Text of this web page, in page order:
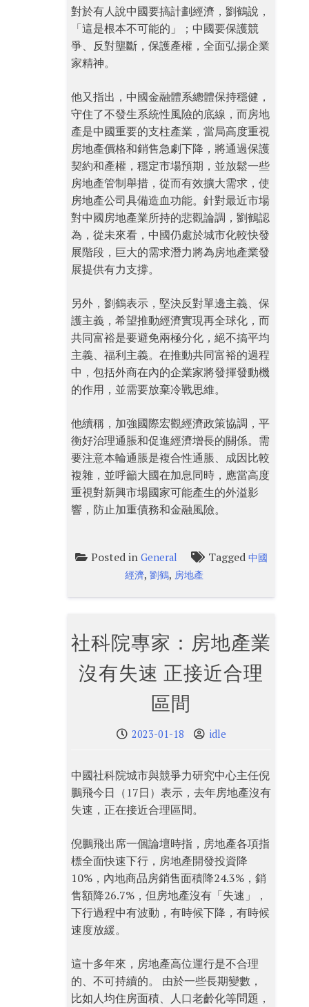
對於有人說中國要搞計劃經濟，劉鶴說，
「這是根本不可能的」；中國要保護競
爭、反對壟斷，保護產權，全面弘揚企業
家精神。
他又指出，中國金融體系總體保持穩健，
守住了不發生系統性風險的底線，而房地
產是中國重要的支柱產業，當局高度重視
房地產價格和銷售急劇下降，將通過保護
契約和產權，穩定市場預期，並放鬆一些
房地產管制舉措，從而有效擴大需求，使
房地產公司具備造血功能。針對最近市場
對中國房地產業所持的悲觀論調，劉鶴認
為，從未來看，中國仍處於城市化較快發
展階段，巨大的需求潛力將為房地產業發
展提供有力支撐。
另外，劉鶴表示，堅決反對單邊主義、保
護主義，希望推動經濟實現再全球化，而
共同富裕是要避免兩極分化，絕不搞平均
主義、福利主義。在推動共同富裕的過程
中，包括外商在內的企業家將發揮發動機
的作用，並需要放棄冷戰思維。
他續稱，加強國際宏觀經濟政策協調，平
衡好治理通脹和促進經濟增長的關係。需
要注意本輪通脹是複合性通脹、成因比較
複雜，並呼籲大國在加息同時，應當高度
重視對新興市場國家可能產生的外溢影
響，防止加重債務和金融風險。
Posted in General Tagged 中國
經濟,劉鶴, 房地產
社科院專家：房地產業
沒有失速 正接近合理
區間
2023-01-18 idle
中國社科院城市與競爭力研究中心主任倪
鵬飛今日（17日）表示，去年房地產沒有
失速，正在接近合理區間。
倪鵬飛出席一個論壇時指，房地產各項指
標全面快速下行，房地產開發投資降
10%，內地商品房銷售面積降24.3%，銷
售額降26.7%，但房地產沒有「失速」，
下行過程中有波動，有時候下降，有時候
速度放緩。
這十多年來，房地產高位運行是不合理
的、不可持續的。 由於一些長期變數，
比如人均住房面積、人口老齡化等問題，